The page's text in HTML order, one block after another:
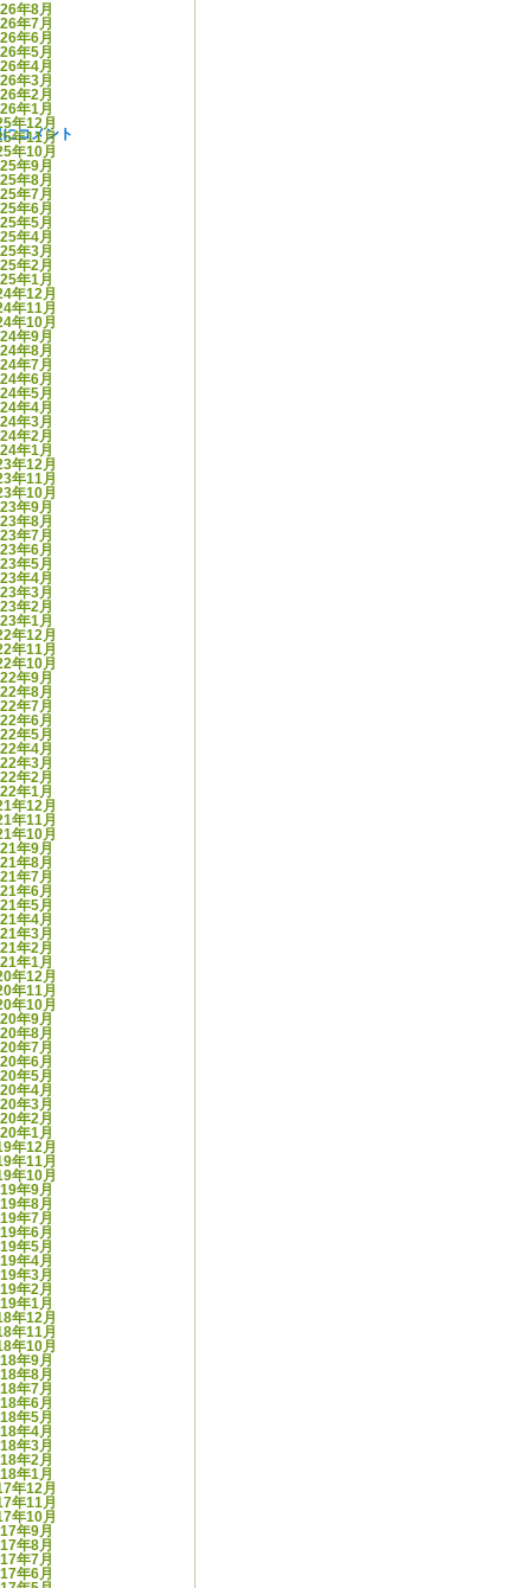
コメント
年8月
年7月
年6月
年5月
年4月
年3月
年2月
年1月
年12月
年11月
年10月
年9月
年8月
年7月
年6月
年5月
年4月
年3月
年2月
年1月
年12月
年11月
年10月
年9月
年8月
年7月
年6月
年5月
年4月
年3月
年2月
年1月
年12月
年11月
年10月
年9月
年8月
年7月
年6月
年5月
年4月
年3月
年2月
年1月
年12月
年11月
年10月
年9月
年8月
年7月
年6月
年5月
年4月
年3月
年2月
年1月
年12月
年11月
年10月
年9月
年8月
年7月
年6月
年5月
年4月
年3月
年2月
年1月
年12月
年11月
年10月
年9月
年8月
年7月
年6月
年5月
年4月
年3月
年2月
年1月
年12月
年11月
年10月
年9月
年8月
年7月
年6月
年5月
年4月
年3月
年2月
年1月
年12月
年11月
年10月
年9月
年8月
年7月
年6月
年5月
年4月
年3月
年2月
年1月
年12月
年11月
年10月
年9月
年8月
年7月
年6月